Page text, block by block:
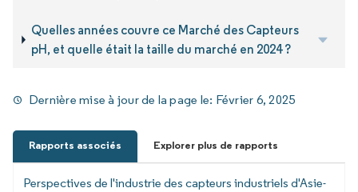
Quelles années couvre ce Marché des Capteurs
pH, et quelle était la taille du marché en 2024 ?
Dernière mise à jour de la page le: Février 6, 2025
Rapports associés Explorer plus de rapports
Perspectives de l'industrie des capteurs industriels d'Asie-